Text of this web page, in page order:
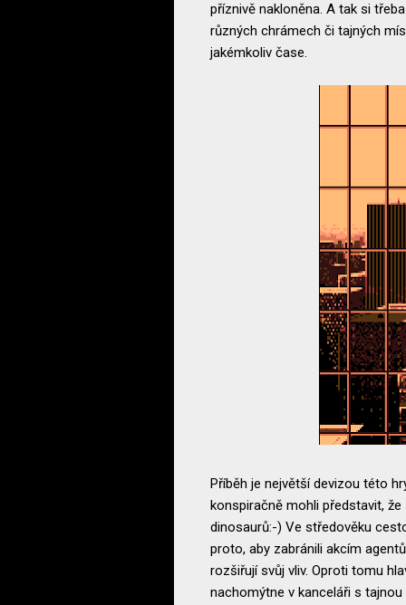
příznivě nakloněna. A tak si
různých chrámech či tajných
jakémkoliv čase.
Příběh je největší devizou této
konspiračně mohli představit,
dinosaurů:-) Ve středověku
proto, aby zabránili akcím
rozšiřují svůj vliv. Oproti tomu
nachomýtne v kanceláři s